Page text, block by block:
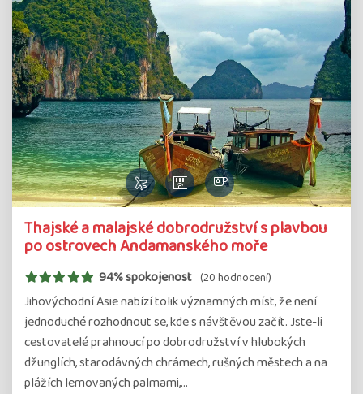
Thajské a malajské dobrodružství s plavbou
po ostrovech Andamanského moře
94% spokojenost (20 hodnocení)
Jihovýchodní Asie nabízí tolik významných míst, že není
jednoduché rozhodnout se, kde s návštěvou začít. Jste-li
cestovatelé prahnoucí po dobrodružství v hlubokých
džunglích, starodávných chrámech, rušných městech a na
plážích lemovaných palmami,…